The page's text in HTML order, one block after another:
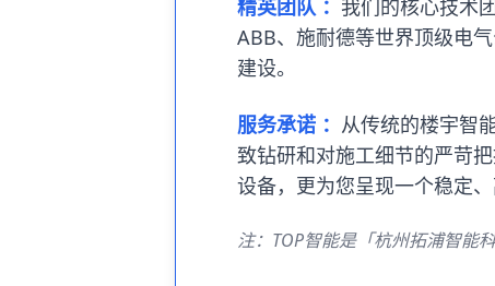
精英团队 ： 我们的核心技术
ABB、施耐德等世界顶级电
建设。
服务承诺 ： 从传统的楼宇智
致钻研和对施工细节的严苛
设备，更为您呈现一个稳定
注：TOP智能是「杭州拓浦智能